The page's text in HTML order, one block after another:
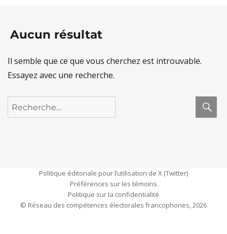
Aucun résultat
Il semble que ce que vous cherchez est introuvable.
Essayez avec une recherche.
Recherche
pour :
Politique éditoriale pour l’utilisation de X (Twitter)
Préférences sur les témoins
Politique sur la confidentialité
© Réseau des compétences électorales francophones, 2026